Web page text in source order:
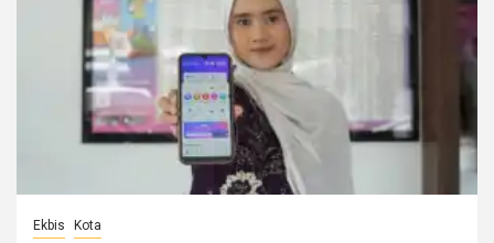
Ekbis Kota